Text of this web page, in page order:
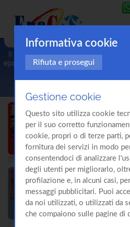
Informativa cookie
Rifiuta e prosegui
Gestione cookie
Questo sito utilizza cookie
per il suo corretto
cookie, propri o di terze parti,
fornitura dei servizi in modo
consentendoci di analizzare
degli utenti per migliorarlo,
profilazione e, in alcuni casi,
messaggi pubblicitari. Puoi
da noi utilizzati, o utilizzati da
che compaiono sulle pagine di
premendo il pulsante "Accetta